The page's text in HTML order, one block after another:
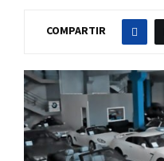
COMPARTIR